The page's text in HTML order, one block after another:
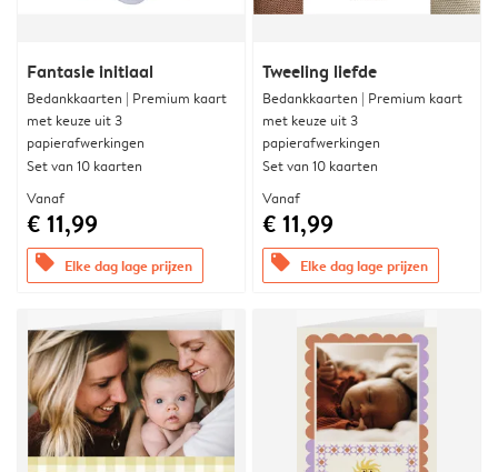
Fantasie initiaal
Bedankkaarten | Premium kaart
met keuze uit 3
papierafwerkingen
Set van 10 kaarten
Vanaf
€ 11,99
offers Elke dag lage prijzen
Tweeling liefde
Bedankkaarten | Premium kaart
met keuze uit 3
papierafwerkingen
Set van 10 kaarten
Vanaf
€ 11,99
offers Elke dag lage prijzen